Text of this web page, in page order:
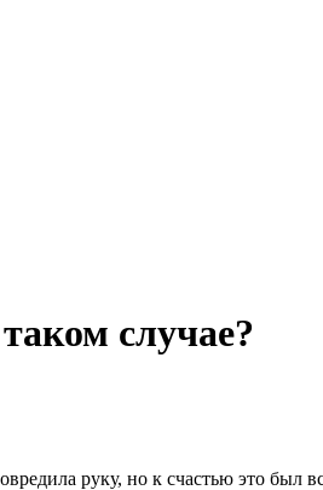
случае?
руку, но к счастью это был